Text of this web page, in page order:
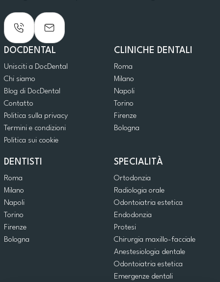
DOCDENTAL
Unisciti a DocDental
Chi siamo
Blog di DocDental
Contatto
Politica sulla privacy
Termini e condizioni
Politica sui cookie
CLINICHE DENTALI
Roma
Milano
Napoli
Torino
Firenze
Bologna
DENTISTI
Roma
Milano
Napoli
Torino
Firenze
Bologna
SPECIALITÀ
Ortodonzia
Radiologia orale
Odontoiatria estetica
Endodonzia
Protesi
Chirurgia maxillo-facciale
Anestesiologia dentale
Odontoiatria estetica
Emergenze dentali